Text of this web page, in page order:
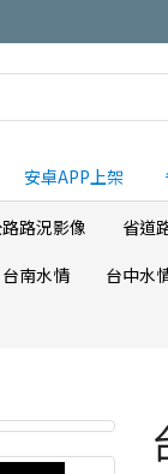
安卓APP上架
路況影像
省道
台南水情
台中水